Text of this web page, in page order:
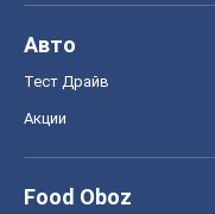
Авто
Тест Драйв
Акции
Food Oboz